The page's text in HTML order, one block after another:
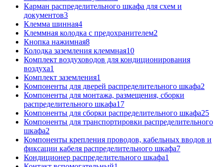
Карман распределительного шкафа для схем и
документов3
Клемма шинная4
Клеммная колодка с предохранителем2
Кнопка нажимная8
Колодка заземления клеммная10
Комплект воздуховодов для кондиционирования
воздуха1
Комплект заземления1
Компоненты для дверей распределительного шкафа2
Компоненты для монтажа, размещения, сборки
распределительного шкафа17
Компоненты для сборки распределительного шкафа25
Компоненты для транспортировки распределительного
шкафа2
Компоненты крепления проводов, кабельных вводов и
фиксации кабеля распределительного шкафа7
Кондиционер распределительного шкафа1